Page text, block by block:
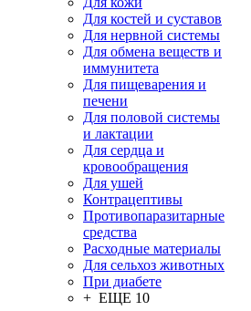
Для костей и суставов
Для нервной системы
Для обмена веществ и
иммунитета
Для пищеварения и
печени
Для половой системы
и лактации
Для сердца и
кровообращения
Для ушей
Контрацептивы
Противопаразитарные
средства
Расходные материалы
Для сельхоз животных
При диабете
+ ЕЩЕ 10